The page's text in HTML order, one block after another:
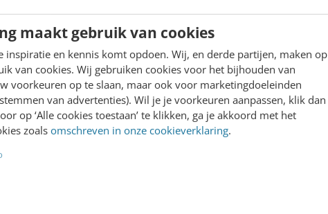
maakt gebruik van cookies
inspiratie en kennis komt opdoen. Wij, en derde partijen, maken op
van cookies. Wij gebruiken cookies voor het bijhouden van
voorkeuren op te slaan, maar ook voor marketingdoeleinden
van advertenties). Wil je je voorkeuren aanpassen, klik dan
op ‘Alle cookies toestaan’ te klikken, ga je akkoord met het
zoals omschreven in onze cookieverklaring.
derde en
revolutie: de
van mobiel
leven.
tablets…
jaar geleden
Het gaat over Bach, Masai en de
vuilnisbelt. Een dag vol
inspirerende ideeën, iedereen wil
erbij zijn, maar toegangskaartjes
zijn niet te…
Ellen de Lange-Ros· 13 jaar geleden